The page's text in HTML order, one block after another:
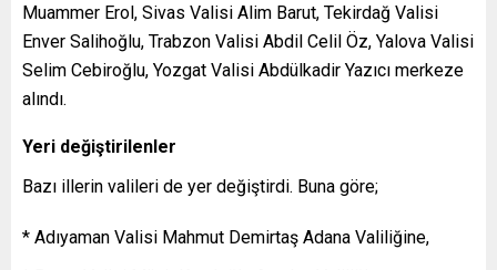
Muammer Erol, Sivas Valisi Alim Barut, Tekirdağ Valisi
Enver Salihoğlu, Trabzon Valisi Abdil Celil Öz, Yalova Valisi
Selim Cebiroğlu, Yozgat Valisi Abdülkadir Yazıcı merkeze
alındı.
Yeri değiştirilenler
Bazı illerin valileri de yer değiştirdi. Buna göre;
* Adıyaman Valisi Mahmut Demirtaş Adana Valiliğine,